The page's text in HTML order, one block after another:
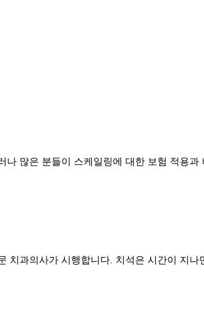
많은 분들이 스케일링에 대한 보험 적용
치과의사가 시행합니다. 치석은 시간이 지